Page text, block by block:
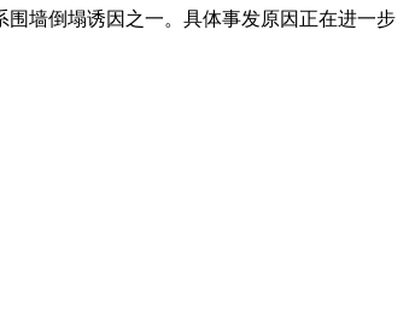
墙倒塌诱因之一。具体事发原因正在进一步